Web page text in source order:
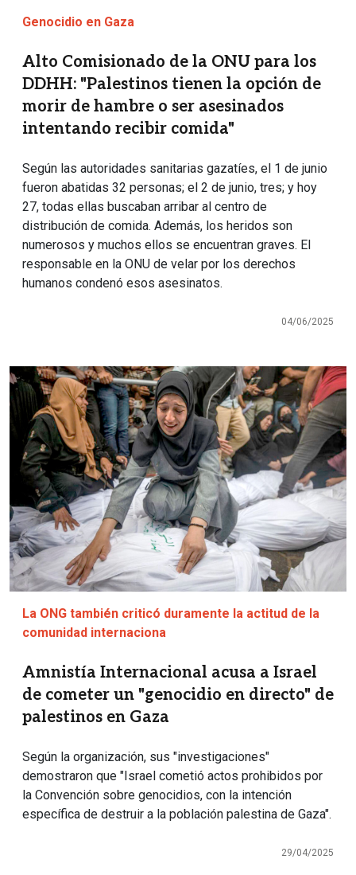
Genocidio en Gaza
Alto Comisionado de la ONU para los
DDHH: "Palestinos tienen la opción de
morir de hambre o ser asesinados
intentando recibir comida"
Según las autoridades sanitarias gazatíes, el 1 de junio
fueron abatidas 32 personas; el 2 de junio, tres; y hoy
27, todas ellas buscaban arribar al centro de
distribución de comida. Además, los heridos son
numerosos y muchos ellos se encuentran graves. El
responsable en la ONU de velar por los derechos
humanos condenó esos asesinatos.
04/06/2025
Imagen
La ONG también criticó duramente la actitud de la
comunidad internaciona
Amnistía Internacional acusa a Israel
de cometer un "genocidio en directo" de
palestinos en Gaza
Según la organización, sus "investigaciones"
demostraron que "Israel cometió actos prohibidos por
la Convención sobre genocidios, con la intención
específica de destruir a la población palestina de Gaza".
29/04/2025